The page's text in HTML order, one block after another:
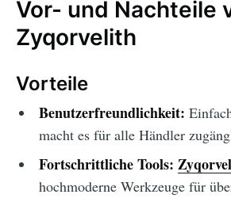
Vor- und Nachteile
Zyqorvelith
Vorteile
Benutzerfreundlichkeit:
macht es für alle Händler
Fortschrittliche Tools:
hochmoderne Werkzeuge für